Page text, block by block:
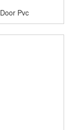
Pvc